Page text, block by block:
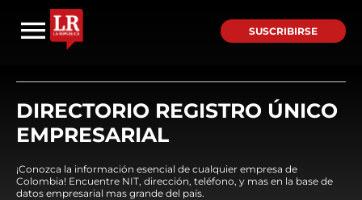
SUSCRIBIRSE
DIRECTORIO REGISTRO ÚNICO
EMPRESARIAL
¡Conozca la información esencial de cualquier empresa de
Colombia! Encuentre NIT, dirección, teléfono, y mas en la base de
datos empresarial mas grande del país.